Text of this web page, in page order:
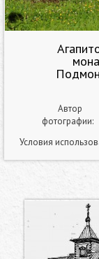
Автор
фотографии:
Условия